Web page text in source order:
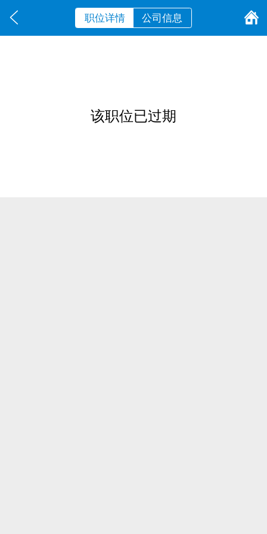
职位详情 公司信息
该职位已过期